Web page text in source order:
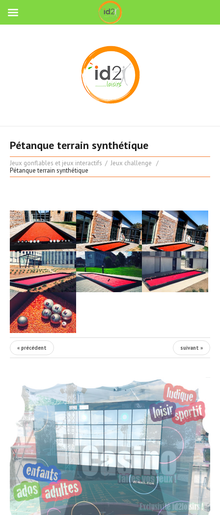
Pétanque terrain synthétique
Jeux gonflables et jeux interactifs
Jeux challenge
Pétanque terrain synthétique
« précédent suivant »